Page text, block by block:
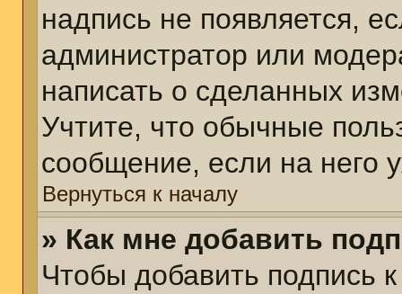
надпись не появляется,
администратор или
написать о сделанных
Учтите, что обычные
сообщение, если на него
Вернуться к началу
» Как мне добавить
Чтобы добавить